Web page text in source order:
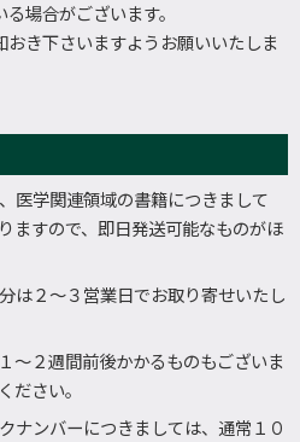
場合がございます。
き下さいますようお願いいたしま
医学関連領域の書籍につきまして
ますので、即日発送可能なものがほ
は２～３営業日でお取り寄せいたし
～２週間前後かかるものもございま
ださい。
ナンバーにつきましては、通常１０